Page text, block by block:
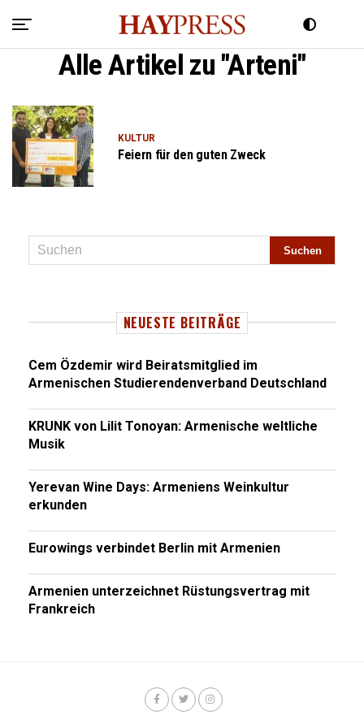
Alle Artikel zu "Arteni"
KULTUR
Feiern für den guten Zweck
NEUESTE BEITRÄGE
Cem Özdemir wird Beiratsmitglied im
Armenischen Studierendenverband Deutschland
KRUNK von Lilit Tonoyan: Armenische weltliche
Musik
Yerevan Wine Days: Armeniens Weinkultur
erkunden
Eurowings verbindet Berlin mit Armenien
Armenien unterzeichnet Rüstungsvertrag mit
Frankreich